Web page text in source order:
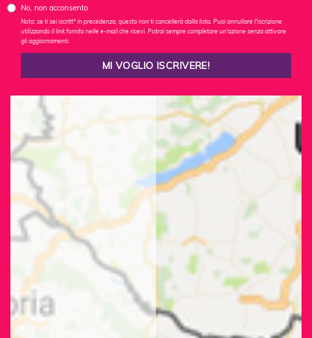
No, non acconsento
Nota: se ti sei iscritt* in precedenza, questo non ti cancellerà dalla lista. Puoi annullare l'iscrizione
utilizzando il link fornito nelle e-mail che ricevi. Potrai sempre completare un'azione senza attivare
gli aggiornamenti.